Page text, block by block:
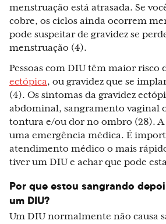
menstruação está atrasada. Se
cobre, os ciclos ainda ocorrem
pode suspeitar de gravidez se
menstruação (4).
Pessoas com DIU têm maior risco
ectópica, ou gravidez que se
(4). Os sintomas da gravidez
abdominal, sangramento vaginal
tontura e/ou dor no ombro (28). A
uma emergência médica. É
atendimento médico o mais
tiver um DIU e achar que pode
Por que estou sangrando
um DIU?
Um DIU normalmente não causa